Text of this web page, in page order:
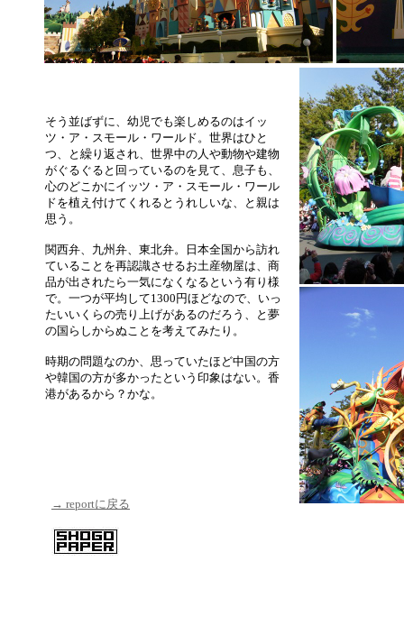
→ reportに戻る
そう並ばずに、幼児でも楽しめるのはイッ
ツ・ア・スモール・ワールド。世界はひと
つ、と繰り返され、世界中の人や動物や建物
がぐるぐると回っているのを見て、息子も、
心のどこかにイッツ・ア・スモール・ワール
ドを植え付けてくれるとうれしいな、と親は
思う。
関西弁、九州弁、東北弁。日本全国から訪れ
ていることを再認識させるお土産物屋は、商
品が出されたら一気になくなるという有り様
で。一つが平均して1300円ほどなので、いっ
たいいくらの売り上げがあるのだろう、と夢
の国らしからぬことを考えてみたり。
時期の問題なのか、思っていたほど中国の方
や韓国の方が多かったという印象はない。香
港があるから？かな。